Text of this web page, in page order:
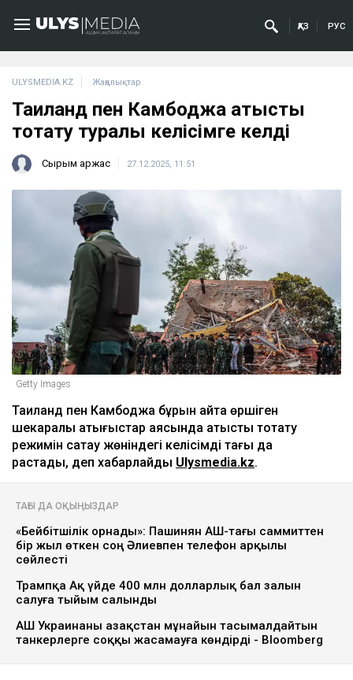
ҚАЗ РУС
ULYSMEDIA.KZ Жаңалықтар
Таиланд пен Камбоджа атысты
тоқтату туралы келісімге келді
Сырым Қаржас 27.12.2025, 11:51
Getty Images
Таиланд пен Камбоджа бұрын қайта өршіген
шекаралық қақтығыстар аясында атысты тоқтату
режимін сақтау жөніндегі келісімді тағы да
растады, деп хабарлайды Ulysmedia.kz.
ТАҒЫ ДА ОҚЫҢЫЗДАР
«Бейбітшілік орнады»: Пашинян АҚШ-тағы саммиттен
бір жыл өткен соң Әлиевпен телефон арқылы
сөйлесті
Трампқа Ақ үйде 400 млн долларлық бал залын
салуға тыйым салынды
АҚШ Украинаны Қазақстан мұнайын тасымалдайтын
танкерлерге соққы жасамауға көндірді - Bloomberg